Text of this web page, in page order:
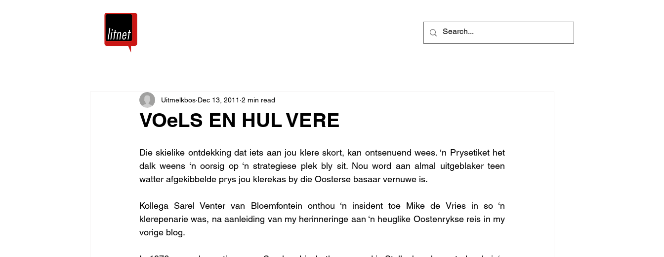
VOeLS EN HUL VERE
Uitmelkbos Dec 13, 2011 2 min read
Die skielike ontdekking dat iets aan jou klere skort, kan ontsenuend wees. ‘n Prysetiket het
dalk weens ‘n oorsig op ‘n strategiese plek bly sit. Nou word aan almal uitgeblaker teen
watter afgekibbelde prys jou klerekas by die Oosterse basaar vernuwe is.
Kollega Sarel Venter van Bloemfontein onthou ‘n insident toe Mike de Vries in so ‘n
klerepenarie was, na aanleiding van my herinneringe aan ‘n heuglike Oostenrykse reis in my
vorige blog.